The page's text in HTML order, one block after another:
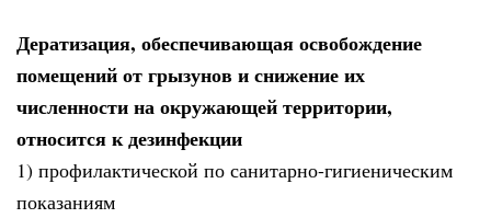
Дератизация, обеспечивающая освобождение
помещений от грызунов и снижение их
численности на окружающей территории,
относится к дезинфекции
1) профилактической по санитарно-гигиеническим
показаниям